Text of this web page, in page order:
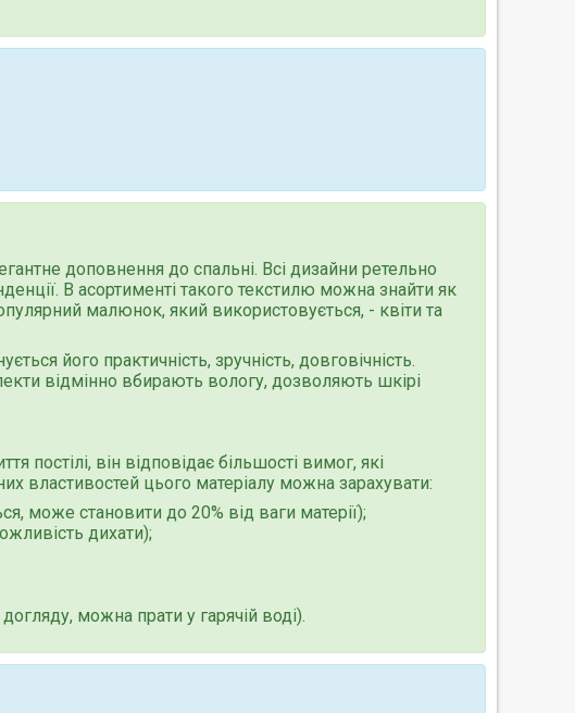
доповнення до спальні. Всі дизайни ретельно
В асортименті такого текстилю можна знайти як
малюнок, який використовується, - квіти та
його практичність, зручність, довговічність.
відмінно вбирають вологу, дозволяють шкірі
постілi, він відповідає більшості вимог, які
властивостей цього матеріалу можна зарахувати:
може становити до 20% від ваги матерії);
дихати);
догляду, можна прати у гарячій воді).